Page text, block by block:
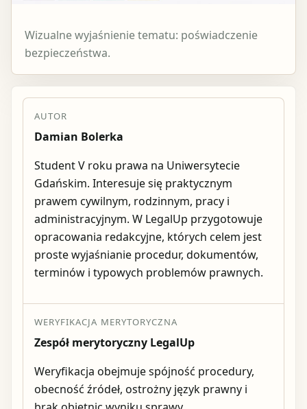
Wizualne wyjaśnienie tematu: poświadczenie
bezpieczeństwa.
AUTOR
Damian Bolerka
Student V roku prawa na Uniwersytecie
Gdańskim. Interesuje się praktycznym
prawem cywilnym, rodzinnym, pracy i
administracyjnym. W LegalUp przygotowuje
opracowania redakcyjne, których celem jest
proste wyjaśnianie procedur, dokumentów,
terminów i typowych problemów prawnych.
WERYFIKACJA MERYTORYCZNA
Zespół merytoryczny LegalUp
Weryfikacja obejmuje spójność procedury,
obecność źródeł, ostrożny język prawny i